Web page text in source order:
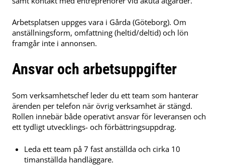
Arbetsplatsen uppges vara i Gårda (Göteborg). Om
anställningsform, omfattning (heltid/deltid) och lön
framgår inte i annonsen.
Ansvar och arbetsuppgifter
Som verksamhetschef leder du ett team som hanterar
ärenden per telefon när övrig verksamhet är stängd.
Rollen innebär både operativt ansvar för leveransen och
ett tydligt utvecklings- och förbättringsuppdrag.
Leda ett team på 7 fast anställda och cirka 10
timanställda handläggare.